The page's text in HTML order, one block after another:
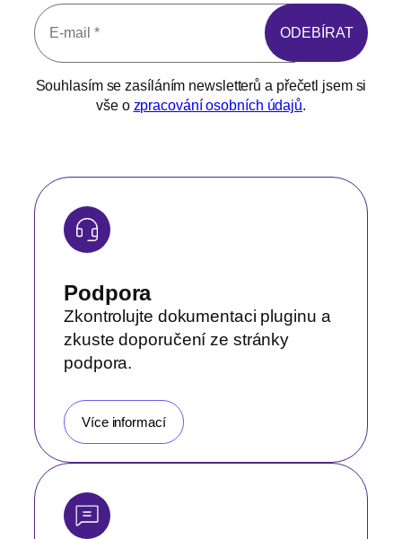
Souhlasím se zasíláním newsletterů a přečetl jsem si
vše o zpracování osobních údajů.
Podpora
Zkontrolujte dokumentaci pluginu a
zkuste doporučení ze stránky
podpora.
Více informací